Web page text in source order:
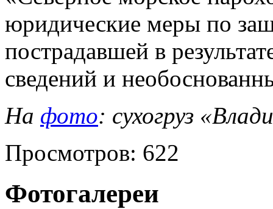
юридические меры по
пострадавшей в
сведений и
На фото: сухогруз
Просмотров: 622
Фотогалереи